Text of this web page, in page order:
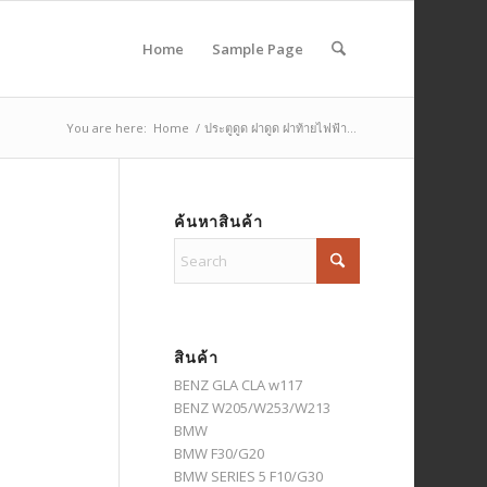
Home Sample Page
You are here: Home / ประตูดูด ฝาดูด ฝาท้ายไฟฟ้า...
ค้นหาสินค้า
สินค้า
BENZ GLA CLA w117
BENZ W205/W253/W213
BMW
BMW F30/G20
BMW SERIES 5 F10/G30